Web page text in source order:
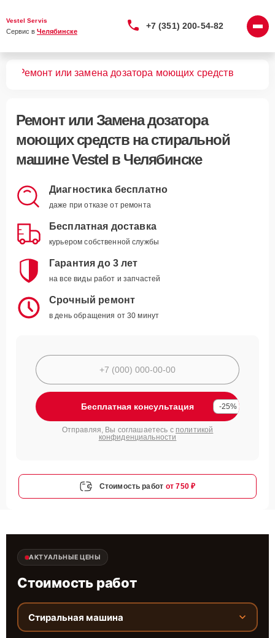
Vestel Servis
Сервис в Челябинске
+7 (351) 200-54-82
Ремонт или замена дозатора моющих средств
Ремонт или Замена дозатора
моющих средствна стиральной
машине Vestel в Челябинске
Диагностика бесплатно
даже при отказе от ремонта
Бесплатная доставка
курьером собственной службы
Гарантия до 3 лет
на все виды работ и запчастей
Срочный ремонт
в день обращения от 30 минут
Бесплатная консультация -25%
Отправляя, Вы соглашаетесь с политикой
конфиденциальности
Стоимость работ от 750 ₽
АКТУАЛЬНЫЕ ЦЕНЫ
Стоимость работ
Стиральная машина